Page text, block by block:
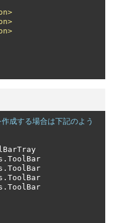
成する場合は下記のよう
.
.
.
.